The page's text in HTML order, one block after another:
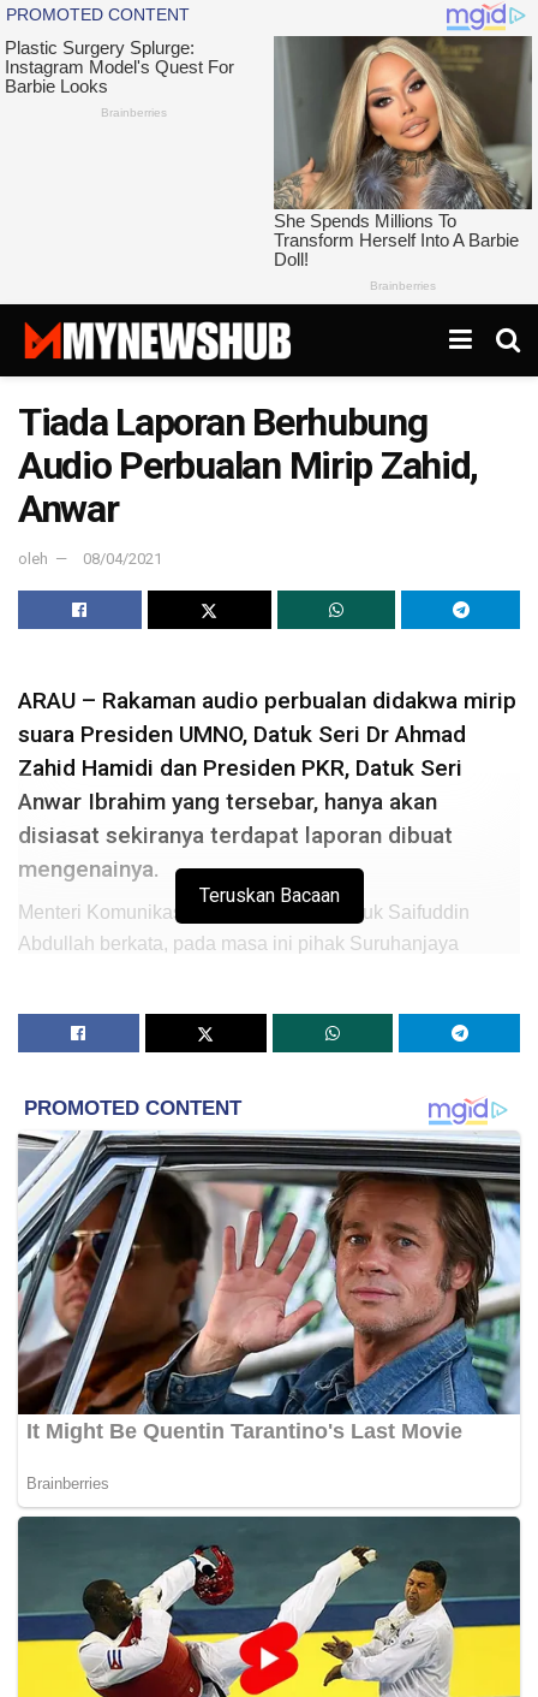
Tiada Laporan Berhubung
Audio Perbualan Mirip Zahid,
Anwar
oleh 08/04/2021
ARAU – Rakaman audio perbualan didakwa mirip
suara Presiden UMNO, Datuk Seri Dr Ahmad
Zahid Hamidi dan Presiden PKR, Datuk Seri
Anwar Ibrahim yang tersebar, hanya akan
disiasat sekiranya terdapat laporan dibuat
mengenainya.
Menteri Komunikasi dan Multimedia, Datuk Saifuddin
Abdullah berkata, pada masa ini pihak Suruhanjaya
berhubung perkara itu.
kes seperti ini akan disiasat di bawah CyberSecurity,
setakat saya tahu belum ada laporan dibuat kepada
kami.
“Tak semudah itu (untuk mengambil tindakan kepada
penyebar), kalau ada laporan kita akan siasat,”katanya
kepada pemberita sebelum majlis mengadap Raja Perlis
Tuanku Syed Sirajuddin Putra Jamalullail, di Istana Arau di
sini hari ini.
Saifuddin diminta mengulas mengenai rakaman audio
berdurasi 4 minit 17 saat yang tular dalam media sosial,
ucapan Ahmad Zahid dalam Perhimpunan Agung Umno
Dalam pada itu, mengenai kunjungan hormat beliau
mengadap Raja Perlis itu, Saifuddin berkata, antara topik
yang dibincangkan bersama Tuanku Syed Sirajuddin ialah
berkaitan kesalinghubungan Internet dan perkembangan
Teruskan Bacaan